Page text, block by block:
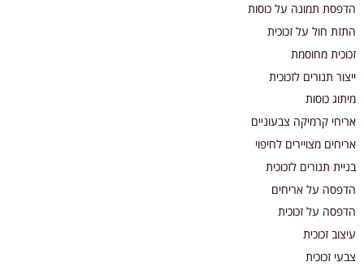
הדפסת תמונה על כוסות
התזת חול על זכוכית
זכוכית מחוסמת
ייצור תנורים לזכוכית
מיתוג כוסות
אריחי קרמיקה צבעוניים
אריחים מצויירים לחיפוי
בניית תנורים לזכוכית
הדפסה על אריחים
הדפסה על זכוכית
עיצוב זכוכית
צבעי זכוכית